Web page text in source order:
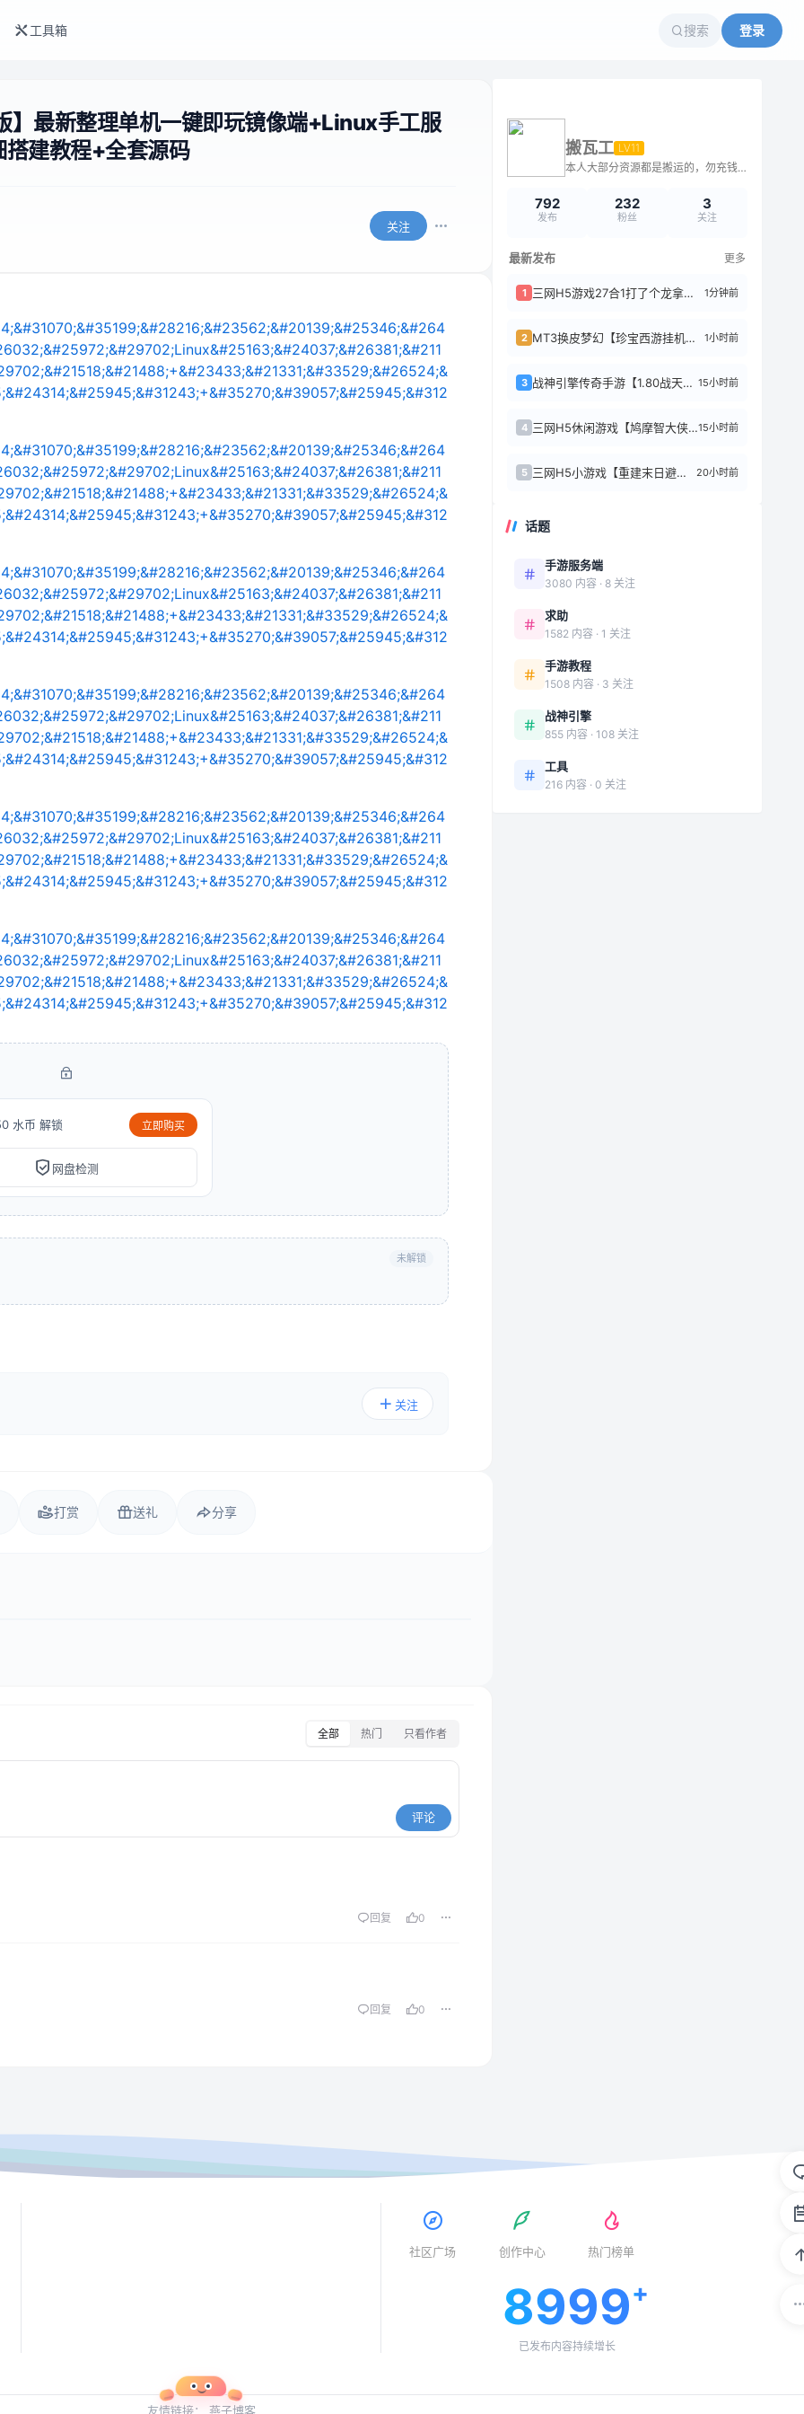
工具箱 搜索 登录
最新整理单机一键即玩镜像端+Linux手工服
建教程+全套源码
关注
水币 解锁 立即购买
网盘检测
未解锁
关注
打赏 送礼 分享
全部 热门 只看作者
评论
回复 0
回复 0
搬瓦工 LV11
本人大部分资源都是搬运的，勿充钱购买，不解答问题
792
发布
232
粉丝
3
关注
最新发布 更多
1 三网H5游戏27合1打了个龙拿下一座城纸上当大侠向猛鬼开炮 1分钟前
2 MT3换皮梦幻【珍宝西游挂机尊享版】单机一键即玩镜像服务端+Linux手工服务端... 1小时前
3 战神引擎传奇手游【1.80战天传奇[白猪3.1]】特色服务端+上古神殿+玄龙渊+... 15小时前
4 三网H5休闲游戏【鸠摩智大侠转转刀H5】WIN系服务端+Linux手工服务端+附...15小时前
5 三网H5小游戏【重建末日避难所】最新整理Linux手工服务端+安卓 20小时前
话题
手游服务端
3080 内容 · 8 关注
求助
1582 内容 · 1 关注
手游教程
1508 内容 · 3 关注
战神引擎
855 内容 · 108 关注
工具
216 内容 · 0 关注
社区广场 创作中心 热门榜单
8999
已发布内容持续增长
友情链接： 燕子博客